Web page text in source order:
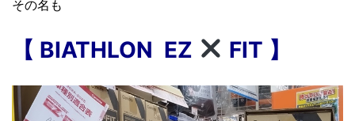
その名も
【 BIATHLON EZ FIT 】